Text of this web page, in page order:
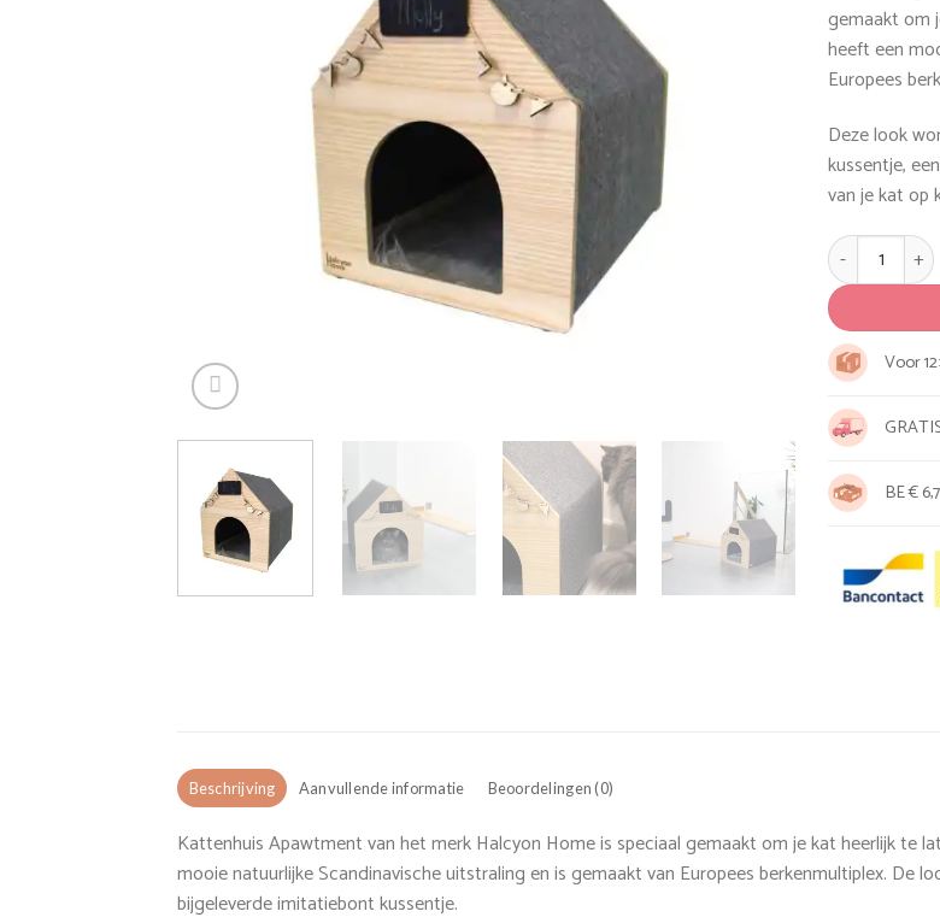
gemaakt om
heeft een
Europees
Deze look
kussentje,
van je kat op
Kattenhuis
Voor
BE €
Beschrijving Aanvullende informatie Beoordelingen (0)
Kattenhuis Apawtment van het merk Halcyon Home is speciaal gemaakt om je kat heerlijk te
mooie natuurlijke Scandinavische uitstraling en is gemaakt van Europees berkenmultiplex. De
bijgeleverde imitatiebont kussentje.